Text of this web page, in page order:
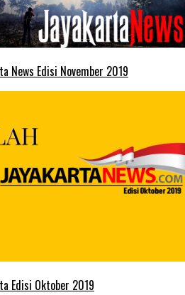
News Edisi November 2019
Edisi Oktober 2019